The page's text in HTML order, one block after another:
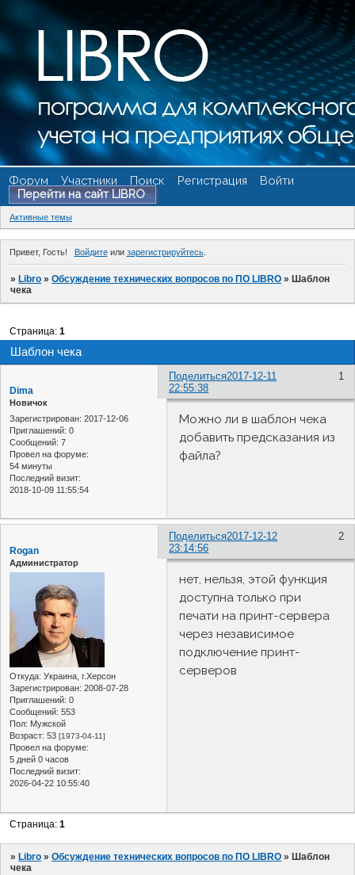
Форум Участники Поиск Регистрация
Войти
Перейти на сайт LIBRO
Активные темы
Привет, Гость! Войдитеили зарегистрируйтесь.
»Libro »Обсуждение технических вопросов по ПО LIBRO »Шаблон
чека
Шаблон чека
Страница:1
Поделиться 1
2017-12-11
22:55:38
Dima
Новичок
Зарегистрирован: 2017-12-06
Приглашений: 0
Сообщений: 7
Провел на форуме:
54 минуты
Последний визит:
2018-10-09 11:55:54
Можно ли в шаблон чека
добавить предсказания из
файла?
Поделиться 2
2017-12-12
23:14:56
Rogan
Администратор
Откуда: Украина, г.Херсон
Зарегистрирован: 2008-07-28
Приглашений: 0
Сообщений: 553
Пол: Мужской
Возраст: 53 [1973-04-11]
Провел на форуме:
5 дней 0 часов
Последний визит:
2026-04-22 10:55:40
нет, нельзя, этой функция
доступна только при
печати на принт-сервера
через независимое
подключение принт-
серверов
Страница:1
» Libro »Обсуждение технических вопросов по ПО LIBRO » Шаблон
чека